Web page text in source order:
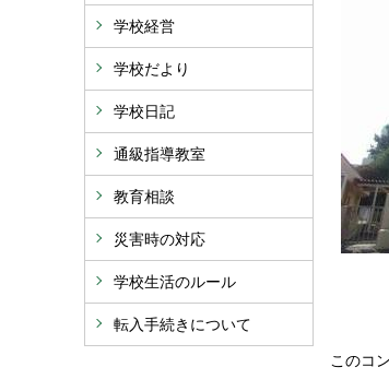
学校経営
学校だより
学校日記
通級指導教室
教育相談
災害時の対応
学校生活のルール
転入手続きについて
このコ